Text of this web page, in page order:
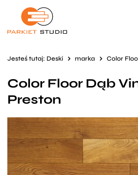
Przejdź
Przejdź
stopce
Jesteś tutaj: Deski marka Color
Color Floor Dąb
Preston